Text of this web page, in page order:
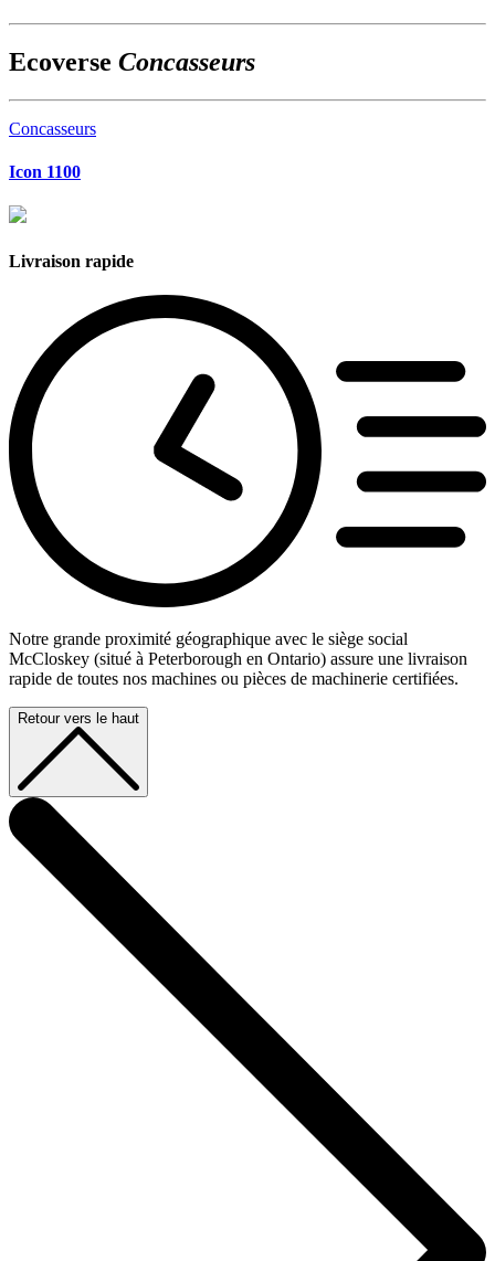
Ecoverse Concasseurs
Concasseurs
Icon 1100
Livraison rapide
Notre grande proximité géographique avec le siège social
McCloskey (situé à Peterborough en Ontario) assure une livraison
rapide de toutes nos machines ou pièces de machinerie certifiées.
Retour vers le haut